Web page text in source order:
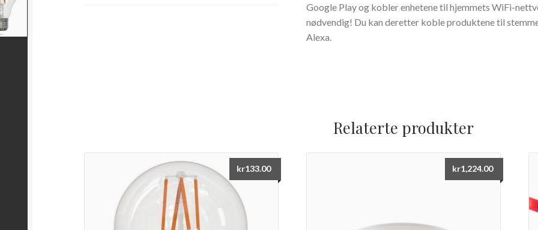
Google Play og kobler enhetene til hjemmets WiFi-
nødvendig! Du kan deretter koble produktene til
Alexa.
Relaterte produkter
kr133.00 kr1,224.00